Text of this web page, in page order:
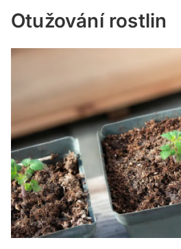
Otužování rostlin